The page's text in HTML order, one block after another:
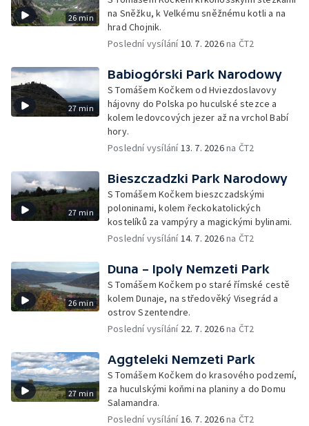
26 min
na Sněžku, k Velkému sněžnému kotli a na
hrad Chojnik.
Poslední vysílání10. 7. 2026na ČT2
27 min
Babiogórski Park Narodowy
S Tomášem Kočkem od Hviezdoslavovy
hájovny do Polska po huculské stezce a
kolem ledovcových jezer až na vrchol Babí
hory.
Poslední vysílání13. 7. 2026na ČT2
27 min
Bieszczadzki Park Narodowy
S Tomášem Kočkem bieszczadskými
poloninami, kolem řeckokatolických
kostelíků za vampýry a magickými bylinami.
Poslední vysílání14. 7. 2026na ČT2
26 min
Duna – Ipoly Nemzeti Park
S Tomášem Kočkem po staré římské cestě
kolem Dunaje, na středověký Visegrád a
ostrov Szentendre.
Poslední vysílání 22. 7. 2026na ČT2
27 min
Aggteleki Nemzeti Park
S Tomášem Kočkem do krasového podzemí,
za huculskými koňmi na planiny a do Domu
Salamandra.
Poslední vysílání16. 7. 2026na ČT2